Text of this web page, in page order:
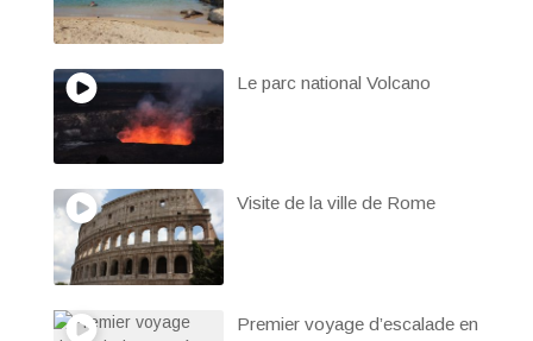
Le parc national Volcano
Visite de la ville de Rome
Premier voyage d’escalade en